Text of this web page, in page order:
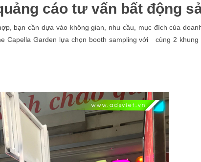
cáo tư vấn bất động
bạn cần dựa vào không gian, nhu cầu, mục đích của
Capella Garden lựa chọn booth sampling với cùng 2 khung